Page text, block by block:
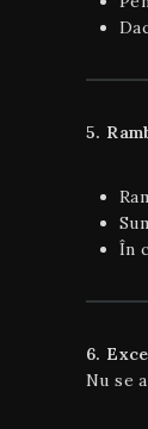
5.
În
6.
Nu se